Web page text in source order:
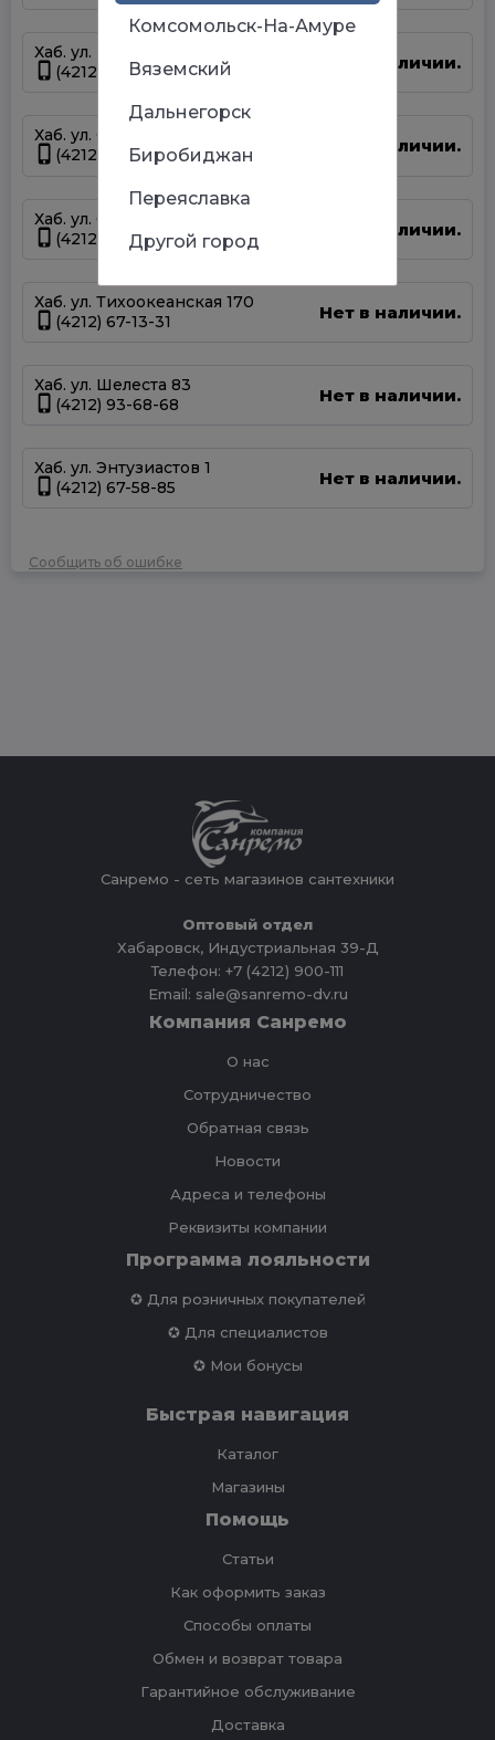
Хаб. ул. Панфиловцев 14Б
(4212) 63-22-47
Нет в наличии.
Хаб. ул. Серышева 34
(4212) 47-44-66
Нет в наличии.
Хаб. ул. Суворова 45
(4212) 50-67-37
Нет в наличии.
Хаб. ул. Тихоокеанская 170
(4212) 67-13-31
Нет в наличии.
Хаб. ул. Шелеста 83
(4212) 93-68-68
Нет в наличии.
Хаб. ул. Энтузиастов 1
(4212) 67-58-85
Нет в наличии.
Сообщить об ошибке
Санремо - сеть магазинов сантехники
Оптовый отдел
Хабаровск, Индустриальная 39-Д
Телефон: +7 (4212) 900-111
Email: sale@sanremo-dv.ru
Компания Санремо
О нас
Сотрудничество
Обратная связь
Новости
Адреса и телефоны
Реквизиты компании
Программа лояльности
✪ Для розничных покупателей
✪ Для специалистов
✪ Мои бонусы
Быстрая навигация
Каталог
Магазины
Помощь
Статьи
Как оформить заказ
Способы оплаты
Обмен и возврат товара
Гарантийное обслуживание
Доставка
Комсомольск-На-Амуре
Вяземский
Дальнегорск
Биробиджан
Переяславка
Другой город